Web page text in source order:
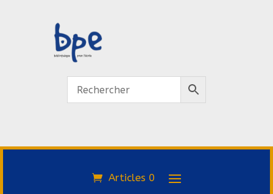
Articles 0